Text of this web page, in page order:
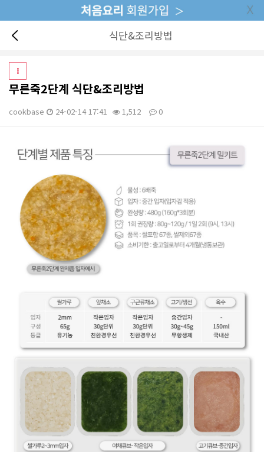
식단&조리방법
무른죽2단계 식단&조리방법
cookbase 24-02-14 17:41 1,512 0